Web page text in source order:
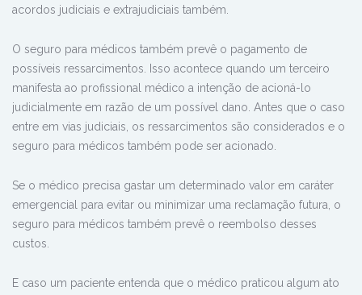
acordos judiciais e extrajudiciais também.
O seguro para médicos também prevê o pagamento de
possíveis ressarcimentos. Isso acontece quando um terceiro
manifesta ao profissional médico a intenção de acioná-lo
judicialmente em razão de um possível dano. Antes que o caso
entre em vias judiciais, os ressarcimentos são considerados e o
seguro para médicos também pode ser acionado.
Se o médico precisa gastar um determinado valor em caráter
emergencial para evitar ou minimizar uma reclamação futura, o
seguro para médicos também prevê o reembolso desses
custos.
E caso um paciente entenda que o médico praticou algum ato